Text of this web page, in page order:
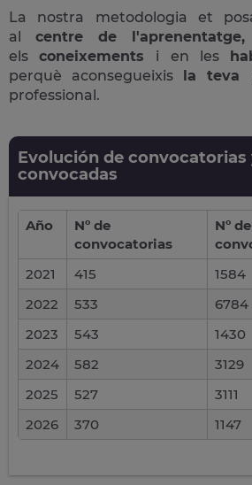
La nostra metodologia et
al centre de l'aprenentatge,
elsconeixements i en les
perquè aconsegueixis la teva
professional.
Evolución de convocatorias
convocadas
Año
Nº de
convocatorias
Nº
2021
415
1584
2022
533
6784
2023
543
1430
2024
582
3129
2025
527
3111
2026
370 1147